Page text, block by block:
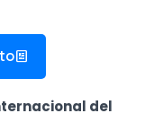
del